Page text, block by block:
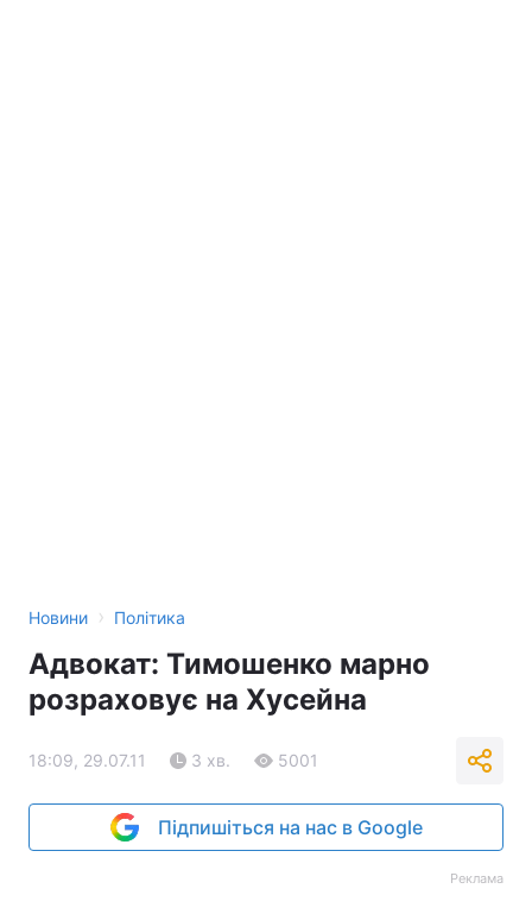
Новини › Політика
Адвокат: Тимошенко марно
розраховує на Хусейна
18:09, 29.07.11 3 хв. 5001
Підпишіться на нас в Google
Реклама